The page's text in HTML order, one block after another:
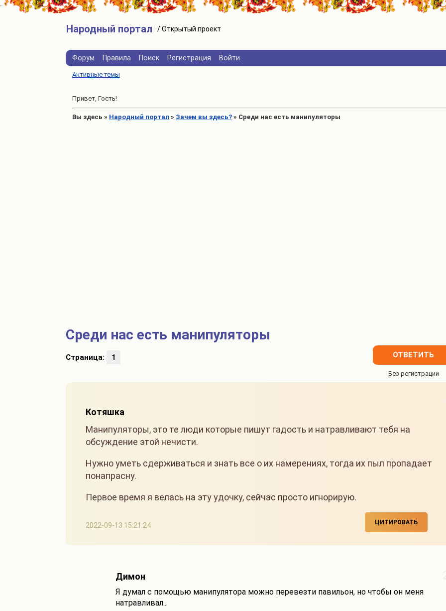
Народный портал
Форум Правила Поиск Регистрация Войти
Активные темы
Привет, Гость!
Вы здесь » Народный портал » Зачем вы здесь? » Среди нас есть манипуляторы
Среди нас есть манипуляторы
Страница: 1 ОТВЕТИТЬ
2022-09-13 15:21:24
Котяшка
Манипуляторы, это те люди которые пишут гадость и натравливают тебя на
обсуждение этой нечисти.
Нужно уметь сдерживаться и знать все о их намерениях, тогда их пыл пропадает
понапрасну.
Первое время я велась на эту удочку, сейчас просто игнорирую.
ЦИТИРОВАТЬ
Димон
Я думал с помощью манипулятора можно перевезти павильон, но чтобы он меня
натравливал...